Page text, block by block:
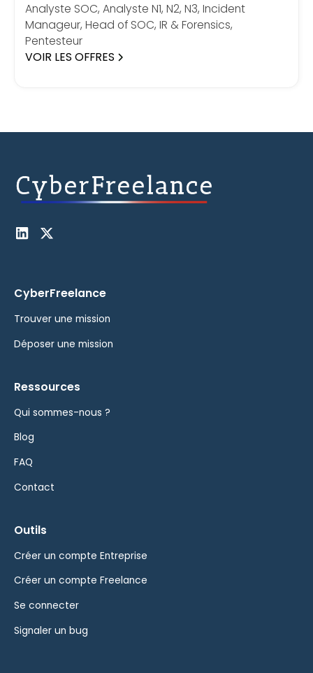
Analyste SOC, Analyste N1, N2, N3, Incident
Manageur, Head of SOC, IR & Forensics,
Pentesteur
VOIR LES OFFRES
CyberFreelance
Trouver une mission
Déposer une mission
Ressources
Qui sommes-nous ?
Blog
FAQ
Contact
Outils
Créer un compte Entreprise
Créer un compte Freelance
Se connecter
Signaler un bug